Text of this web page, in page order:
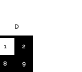
D
1 2
8 9